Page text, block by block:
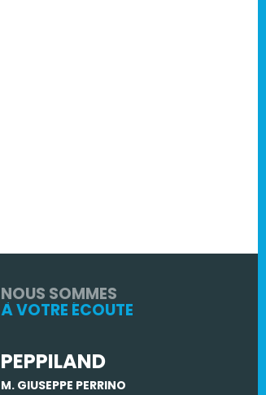
NOUS SOMMES
À VOTRE ÉCOUTE
PEPPILAND
M. GIUSEPPE PERRINO